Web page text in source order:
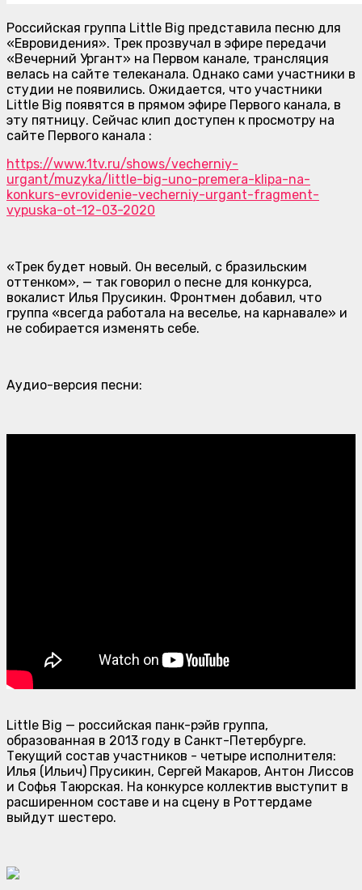
Российская группа Little Big представила песню для
«Евровидения». Трек прозвучал в эфире передачи
«Вечерний Ургант» на Первом канале, трансляция
велась на сайте телеканала. Однако сами участники в
студии не появились. Ожидается, что участники
Little Big появятся в прямом эфире Первого канала, в
эту пятницу. Сейчас клип доступен к просмотру на
сайте Первого канала :
https://www.1tv.ru/shows/vecherniy-
urgant/muzyka/little-big-uno-premera-klipa-na-
konkurs-evrovidenie-vecherniy-urgant-fragment-
vypuska-ot-12-03-2020
«Трек будет новый. Он веселый, с бразильским
оттенком», — так говорил о песне для конкурса,
вокалист Илья Прусикин. Фронтмен добавил, что
группа «всегда работала на веселье, на карнавале» и
не собирается изменять себе.
Аудио-версия песни:
Little Big — российская панк-рэйв группа,
образованная в 2013 году в Санкт-Петербурге.
Текущий состав участников - четыре исполнителя:
Илья (Ильич) Прусикин, Сергей Макаров, Антон Лиссов
и Софья Таюрская. На конкурсе коллектив выступит в
расширенном составе и на сцену в Роттердаме
выйдут шестеро.